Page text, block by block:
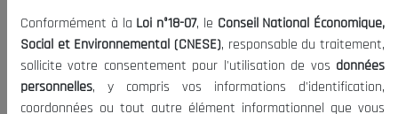
Nous vous prions de nous
excuser, mais l'accès à ce
contenu est restreint.
Conformément à la Loi n°18-07, le Conseil National Économique,
Social et Environnemental (CNESE), responsable du traitement,
sollicite votre consentement pour l'utilisation de vos données
personnelles, y compris vos informations d'identification,
coordonnées ou tout autre élément informationnel que vous